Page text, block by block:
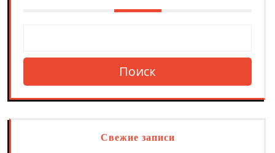
Поиск
Свежие записи